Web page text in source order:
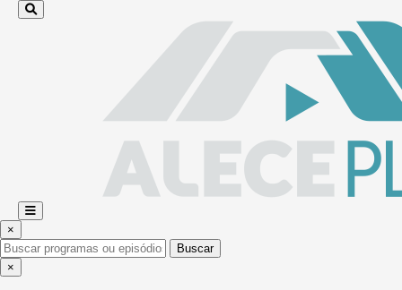
×
Buscar
×